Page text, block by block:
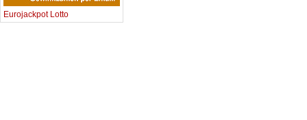
Eurojackpot Lotto